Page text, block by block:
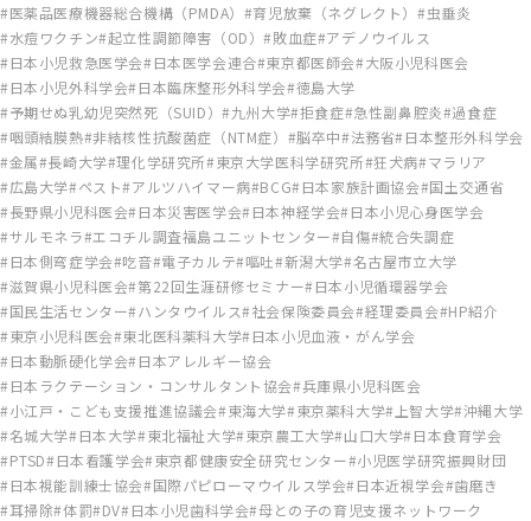
医薬品医療機器総合機構（PMDA）
育児放棄（ネグレクト） 虫垂炎
水痘ワクチン 起立性調節障害（OD） 敗血症 アデノウイルス
日本小児救急医学会 日本医学会連合 東京都医師会 大阪小児科医会
日本小児外科学会 日本臨床整形外科学会 徳島大学
予期せぬ乳幼児突然死（SUID） 九州大学 拒食症 急性副鼻腔炎 過食症
咽頭結膜熱 非結核性抗酸菌症（NTM症） 脳卒中 法務省 日本整形外科学会
金属 長崎大学 理化学研究所 東京大学医科学研究所 狂犬病 マラリア
広島大学 ペスト アルツハイマー病 BCG 日本家族計画協会 国土交通省
長野県小児科医会 日本災害医学会 日本神経学会 日本小児心身医学会
サルモネラ エコチル調査福島ユニットセンター 自傷 統合失調症
日本側弯症学会 吃音 電子カルテ 嘔吐 新潟大学 名古屋市立大学
滋賀県小児科医会 第22回生涯研修セミナー 日本小児循環器学会
国民生活センター ハンタウイルス 社会保険委員会 経理委員会 HP紹介
東京小児科医会 東北医科薬科大学 日本小児血液・がん学会
日本動脈硬化学会 日本アレルギー協会
日本ラクテーション・コンサルタント協会 兵庫県小児科医会
小江戸・こども支援推進協議会 東海大学 東京薬科大学 上智大学 沖縄大学
名城大学 日本大学 東北福祉大学 東京農工大学 山口大学 日本食育学会
PTSD 日本看護学会 東京都健康安全研究センター 小児医学研究振興財団
日本視能訓練士協会 国際パピローマウイルス学会 日本近視学会 歯磨き
耳掃除 体罰 DV 日本小児歯科学会 母との子の育児支援ネットワーク